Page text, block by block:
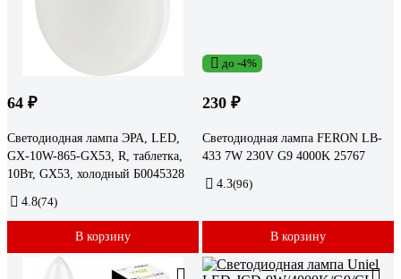
64 ₽
Cветодиодная лампа ЭРА, LED,
GX-10W-865-GX53, R, таблетка,
10Вт, GX53, холодный Б0045328
4.8(74)
В корзину
до -4%
230 ₽
Светодиодная лампа FERON LB-
433 7W 230V G9 4000K 25767
4.3(96)
В корзину